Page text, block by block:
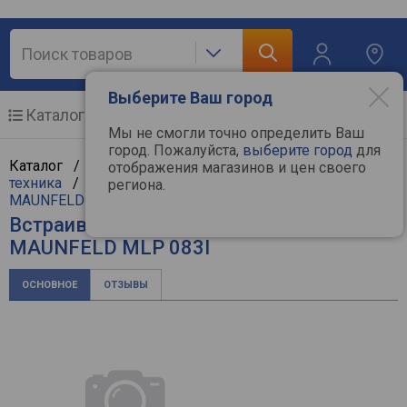
Выберите Ваш город
Мы не смогли точно определить Ваш
город. Пожалуйста, выберите город для
отображения магазинов и цен своего
региона.
Каталог
Каталог / Крупная бытовая техника/Встраиваемая
техника / Встраиваемые посудомоечные машины
MAUNFELD
Встраиваемая посудомоечная машина
MAUNFELD MLP 083I
ОСНОВНОЕ ОТЗЫВЫ